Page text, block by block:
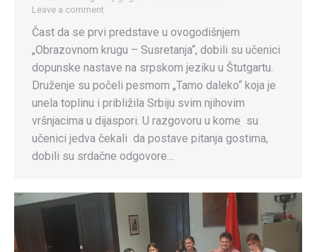
Leave a comment
Čast da se prvi predstave u ovogodišnjem
„Obrazovnom krugu – Susretanja“, dobili su učenici
dopunske nastave na srpskom jeziku u Štutgartu.
Druženje su počeli pesmom „Tamo daleko“ koja je
unela toplinu i približila Srbiju svim njihovim
vršnjacima u dijaspori. U razgovoru u kome su
učenici jedva čekali da postave pitanja gostima,
dobili su srdačne odgovore…